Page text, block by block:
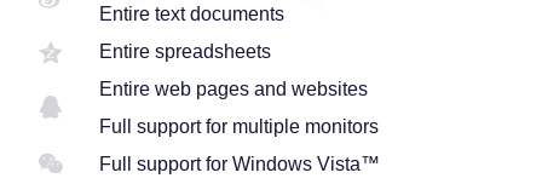
Entire text documents
Entire spreadsheets
Entire web pages and websites
Full support for multiple monitors
Full support for Windows Vista™